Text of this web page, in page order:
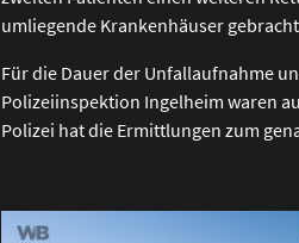
umliegende Krankenhäuser
Für die Dauer der Unfallaufnahme
Polizeiinspektion Ingelheim waren
Polizei hat die Ermittlungen zum